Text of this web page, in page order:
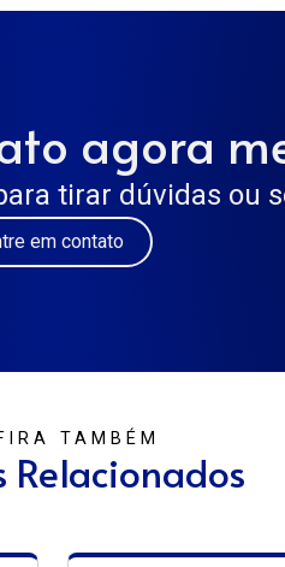
agora
tirar dúvidas ou
em contato
TAMBÉM
Relacionados